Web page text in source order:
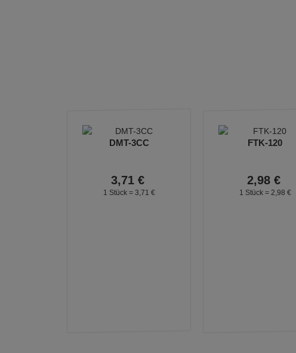
DMT-3CC
3,71 €
1 Stück = 3, 71 €
FTK-120
2,98 €
1 Stück = 2, 98 €